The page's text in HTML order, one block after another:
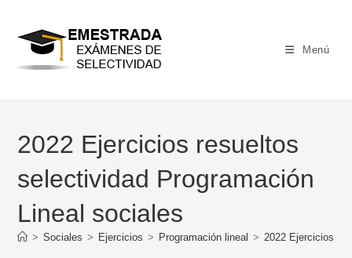
contenido
Menú
2022 Ejercicios resueltos
selectividad Programación
Lineal sociales
> Sociales > Ejercicios > Programación lineal > 2022 Ejercicios